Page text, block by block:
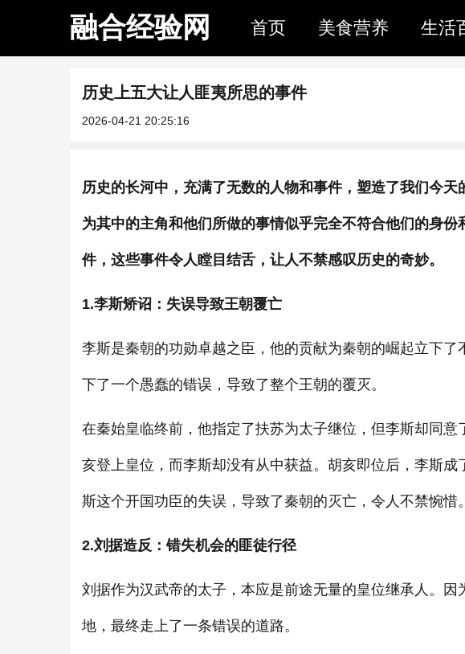
融合经验网 首页 美食营养 生活
​历史上五大让人匪夷所思的事件
2026-04-21 20:25:16
历史的长河中，充满了无数的人物和事件，塑造了我们今
为其中的主角和他们所做的事情似乎完全不符合他们的身
件，这些事件令人瞠目结舌，让人不禁感叹历史的奇妙。
1.李斯矫诏：失误导致王朝覆亡
李斯是秦朝的功勋卓越之臣，他的贡献为秦朝的崛起立下
下了一个愚蠢的错误，导致了整个王朝的覆灭。
在秦始皇临终前，他指定了扶苏为太子继位，但李斯却同
亥登上皇位，而李斯却没有从中获益。胡亥即位后，李斯
斯这个开国功臣的失误，导致了秦朝的灭亡，令人不禁惋惜。
2.刘据造反：错失机会的匪徒行径
刘据作为汉武帝的太子，本应是前途无量的皇位继承人。
地，最终走上了一条错误的道路。